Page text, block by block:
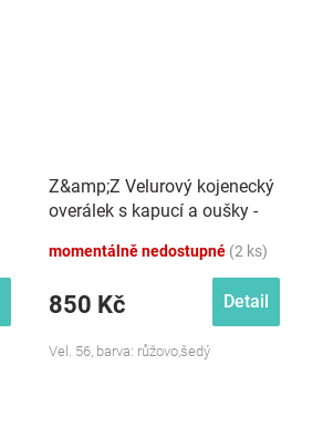
Z&amp;Z Velurový kojenecký
overálek s kapucí a oušky -
momentálně nedostupné (2 ks)
850 Kč Detail
Vel. 56, barva: růžovo,šedý